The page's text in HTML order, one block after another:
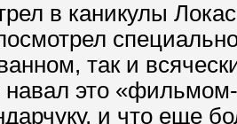
в каникулы
так и
это
и что еще